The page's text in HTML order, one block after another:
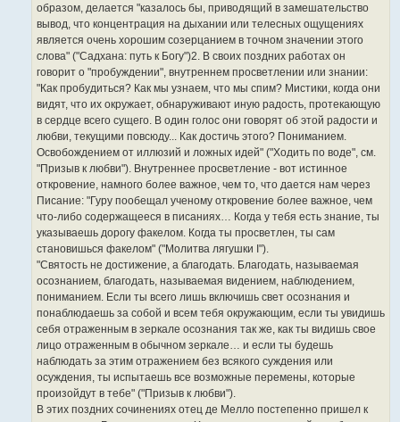
образом, делается "казалось бы, приводящий в замешательство
вывод, что концентрация на дыхании или телесных ощущениях
является очень хорошим созерцанием в точном значении этого
слова" ("Садхана: путь к Богу")2. В своих поздних работах он
говорит о "пробуждении", внутреннем просветлении или знании:
"Как пробудиться? Как мы узнаем, что мы спим? Мистики, когда они
видят, что их окружает, обнаруживают иную радость, протекающую
в сердце всего сущего. В один голос они говорят об этой радости и
любви, текущими повсюду... Как достичь этого? Пониманием.
Освобождением от иллюзий и ложных идей" ("Ходить по воде", см.
"Призыв к любви"). Внутреннее просветление - вот истинное
откровение, намного более важное, чем то, что дается нам через
Писание: "Гуру пообещал ученому откровение более важное, чем
что-либо содержащееся в писаниях… Когда у тебя есть знание, ты
указываешь дорогу факелом. Когда ты просветлен, ты сам
становишься факелом" ("Молитва лягушки I").
"Святость не достижение, а благодать. Благодать, называемая
осознанием, благодать, называемая видением, наблюдением,
пониманием. Если ты всего лишь включишь свет осознания и
понаблюдаешь за собой и всем тебя окружающим, если ты увидишь
себя отраженным в зеркале осознания так же, как ты видишь свое
лицо отраженным в обычном зеркале… и если ты будешь
наблюдать за этим отражением без всякого суждения или
осуждения, ты испытаешь все возможные перемены, которые
произойдут в тебе" ("Призыв к любви").
В этих поздних сочинениях отец де Мелло постепенно пришел к